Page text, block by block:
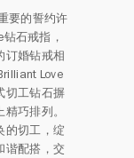
要的誓约许
石戒指，
订婚钻戒相
Love
切工钻石摒
巧排列。
的切工，绽
谐配搭，交